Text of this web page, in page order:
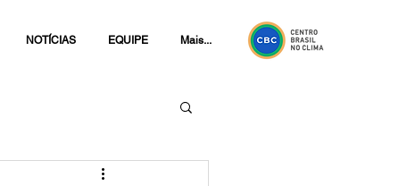
NOTÍCIAS EQUIPE Mais...